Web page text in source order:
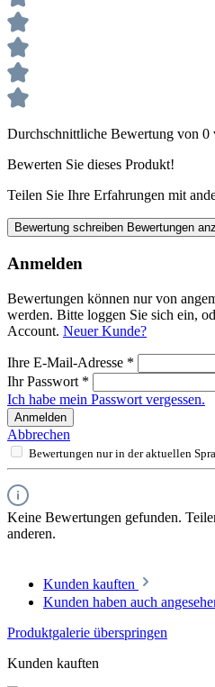
Durchschnittliche Bewertung von 0
Bewerten Sie dieses Produkt!
Teilen Sie Ihre Erfahrungen mit
Bewertung schreiben Bewertungen
Anmelden
Bewertungen können nur von
werden. Bitte loggen Sie sich ein,
Account. Neuer Kunde?
Ihre E-Mail-Adresse *
Ihr Passwort *
Ich habe mein Passwort vergessen.
Anmelden
Abbrechen
Bewertungen nur in der aktuellen
Keine Bewertungen gefunden.
anderen.
Kunden kauften
Kunden haben auch
Produktgalerie überspringen
Kunden kauften